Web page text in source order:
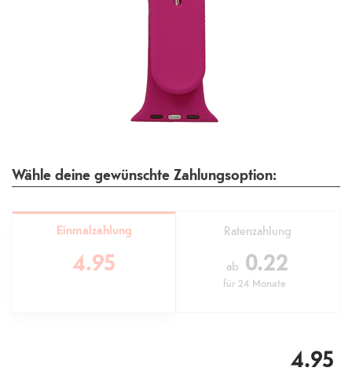
Wähle deine gewünschte Zahlungsoption:
Einmalzahlung
4.95
Ratenzahlung
ab 0.22
für 24 Monate
4.95